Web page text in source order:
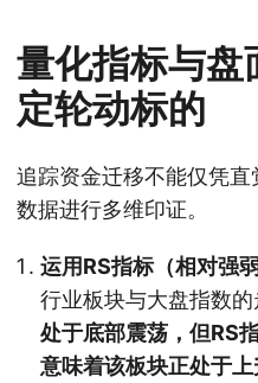
量化指标与盘
定轮动标的
追踪资金迁移不能仅凭
数据进行多维印证。
运用RS指标（相对强弱
行业板块与大盘指数的
处于底部震荡，但RS
意味着该板块正处于